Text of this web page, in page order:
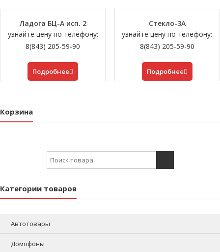
Ладога БЦ-А исп. 2
узнайте цену по телефону:
8(843) 205-59-90
Подробнее
Стекло-3А
узнайте цену по телефону:
8(843) 205-59-90
Подробнее
Корзина
Search for:
Категории товаров
Автотовары
Домофоны